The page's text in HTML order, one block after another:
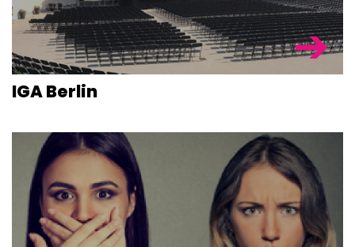
STAGEDECKS
STAGE
IGA Berlin